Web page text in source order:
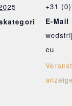
+31
E-Mail
eu